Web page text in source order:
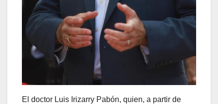
El doctor Luis Irizarry Pabón, quien, a partir de